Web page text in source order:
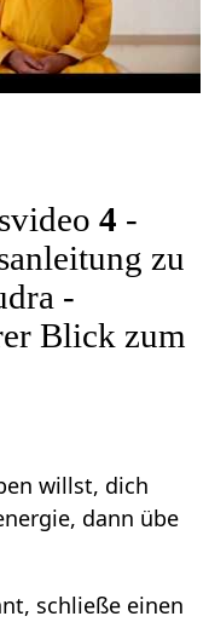
4 -
zu
-
Blick zum
willst, dich
dann übe
schließe einen